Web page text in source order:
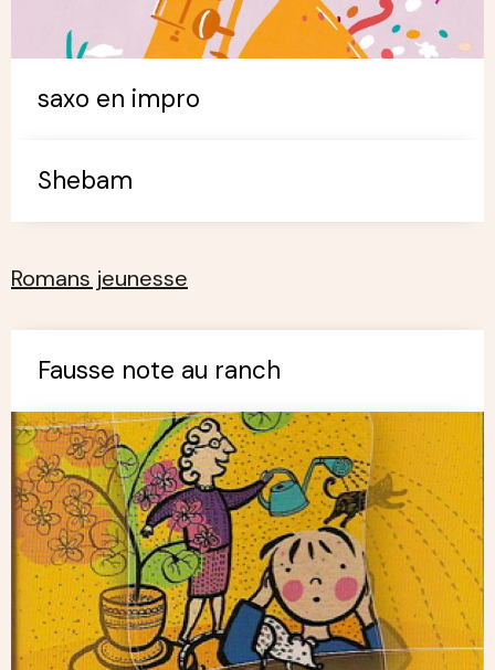
saxo en impro
Shebam
Romans jeunesse
Fausse note au ranch